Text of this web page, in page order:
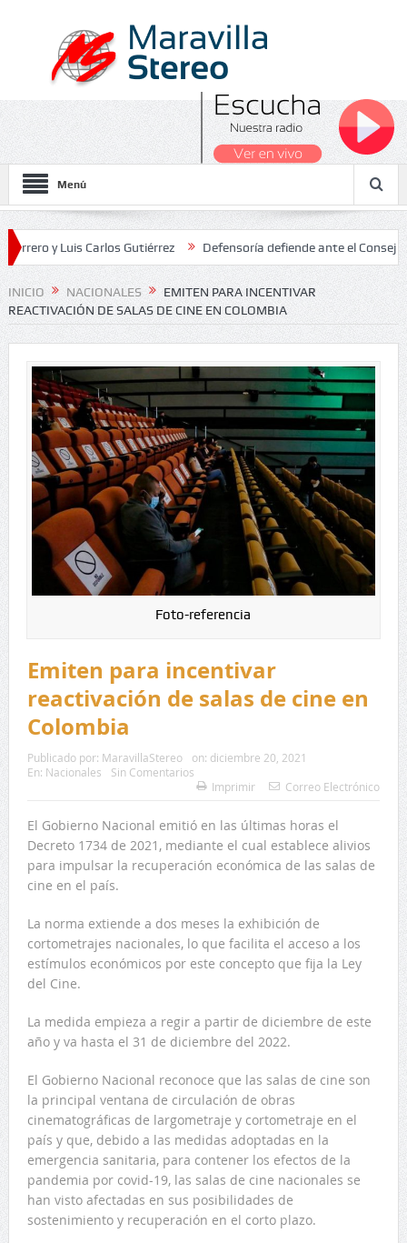
Menú
Carlos Gutiérrez Defensoría defiende ante el Consejo de
Nacionales 2026
INICIO NACIONALES
EMITEN PARA INCENTIVAR
REACTIVACIÓN DE SALAS DE CINE EN COLOMBIA
Foto-referencia
Emiten para incentivar
reactivación de salas de cine en
Colombia
Publicado por: MaravillaStereo on: diciembre 20, 2021
En: Nacionales
Sin Comentarios
Imprimir
Correo Electrónico
El Gobierno Nacional emitió en las últimas horas el
Decreto 1734 de 2021, mediante el cual establece alivios
para impulsar la recuperación económica de las salas de
cine en el país.
La norma extiende a dos meses la exhibición de
cortometrajes nacionales, lo que facilita el acceso a los
estímulos económicos por este concepto que fija la Ley
del Cine.
La medida empieza a regir a partir de diciembre de este
año y va hasta el 31 de diciembre del 2022.
El Gobierno Nacional reconoce que las salas de cine son
la principal ventana de circulación de obras
cinematográficas de largometraje y cortometraje en el
país y que, debido a las medidas adoptadas en la
emergencia sanitaria, para contener los efectos de la
pandemia por covid-19, las salas de cine nacionales se
han visto afectadas en sus posibilidades de
sostenimiento y recuperación en el corto plazo.